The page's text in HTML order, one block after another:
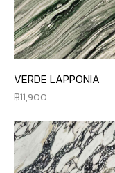
VERDE LAPPONIA
11,900